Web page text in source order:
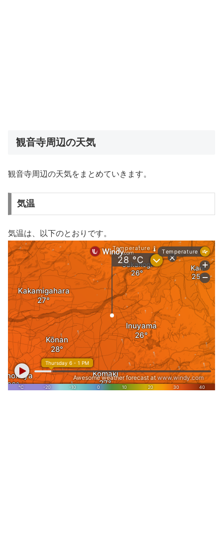
観音寺周辺の天気
観音寺周辺の天気をまとめていきます。
気温
気温は、以下のとおりです。